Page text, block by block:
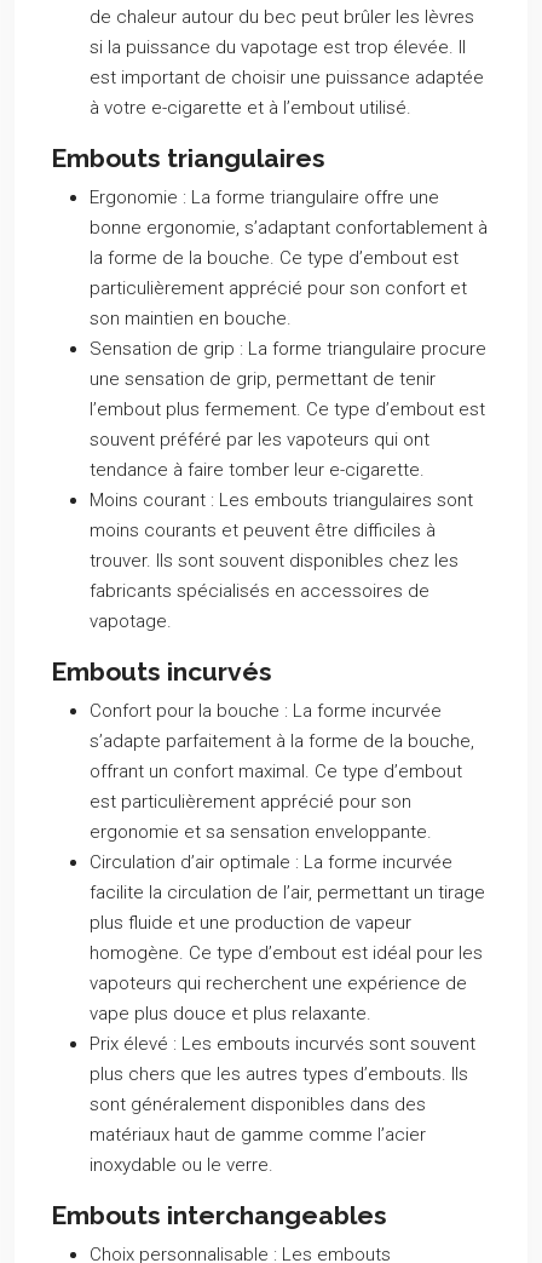
de chaleur autour du bec peut brûler les lèvres
si la puissance du vapotage est trop élevée. Il
est important de choisir une puissance adaptée
à votre e-cigarette et à l’embout utilisé.
Embouts triangulaires
Ergonomie : La forme triangulaire offre une
bonne ergonomie, s’adaptant confortablement à
la forme de la bouche. Ce type d’embout est
particulièrement apprécié pour son confort et
son maintien en bouche.
Sensation de grip : La forme triangulaire procure
une sensation de grip, permettant de tenir
l’embout plus fermement. Ce type d’embout est
souvent préféré par les vapoteurs qui ont
tendance à faire tomber leur e-cigarette.
Moins courant : Les embouts triangulaires sont
moins courants et peuvent être difficiles à
trouver. Ils sont souvent disponibles chez les
fabricants spécialisés en accessoires de
vapotage.
Embouts incurvés
Confort pour la bouche : La forme incurvée
s’adapte parfaitement à la forme de la bouche,
offrant un confort maximal. Ce type d’embout
est particulièrement apprécié pour son
ergonomie et sa sensation enveloppante.
Circulation d’air optimale : La forme incurvée
facilite la circulation de l’air, permettant un tirage
plus fluide et une production de vapeur
homogène. Ce type d’embout est idéal pour les
vapoteurs qui recherchent une expérience de
vape plus douce et plus relaxante.
Prix élevé : Les embouts incurvés sont souvent
plus chers que les autres types d’embouts. Ils
sont généralement disponibles dans des
matériaux haut de gamme comme l’acier
inoxydable ou le verre.
Embouts interchangeables
Choix personnalisable : Les embouts